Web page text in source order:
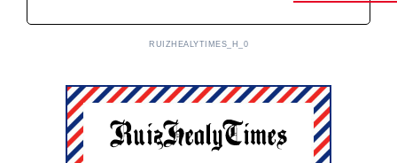
RUIZHEALYTIMES_H_0